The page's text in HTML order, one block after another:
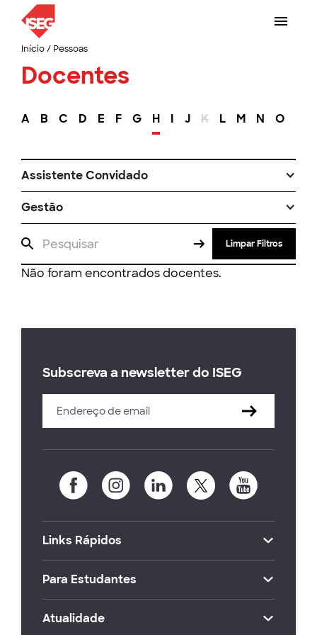
Início/ Pessoas
Docentes
A B C D E F G H I J K L M N O
Assistente Convidado
Gestão
Limpar Filtros
Não foram encontrados docentes.
Subscreva a newsletter do ISEG
Links Rápidos
Para Estudantes
Atualidade